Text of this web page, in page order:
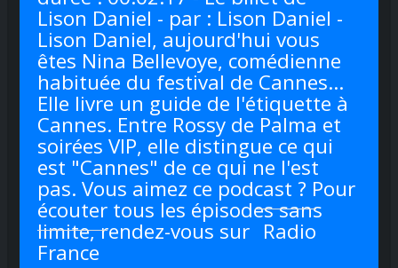
Lison Daniel - par : Lison Daniel -
Lison Daniel, aujourd'hui vous
êtes Nina Bellevoye, comédienne
habituée du festival de Cannes…
Elle livre un guide de l'étiquette à
Cannes. Entre Rossy de Palma et
soirées VIP, elle distingue ce qui
est "Cannes" de ce qui ne l'est
pas. Vous aimez ce podcast ? Pour
écouter tous les épisodes sans
limite, rendez-vous sur Radio
France